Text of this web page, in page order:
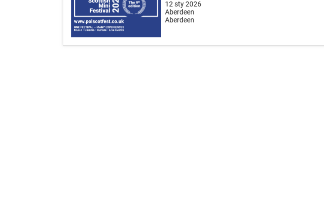
12 sty 2026
Aberdeen
Aberdeen